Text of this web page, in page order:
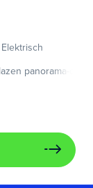
Elektrisch
panorama-dak